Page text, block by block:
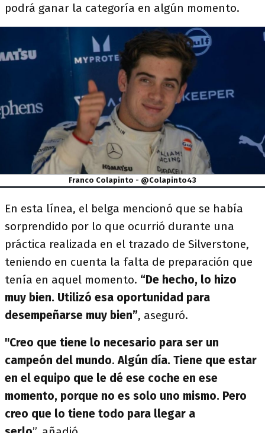
podrá ganar la categoría en algún momento.
Franco Colapinto - @Colapinto43
En esta línea, el belga mencionó que se había
sorprendido por lo que ocurrió durante una
práctica realizada en el trazado de Silverstone,
teniendo en cuenta la falta de preparación que
tenía en aquel momento. “De hecho, lo hizo
muy bien. Utilizó esa oportunidad para
desempeñarse muy bien”, aseguró.
"Creo que tiene lo necesario para ser un
campeón del mundo. Algún día. Tiene que estar
en el equipo que le dé ese coche en ese
momento, porque no es solo uno mismo. Pero
creo que lo tiene todo para llegar a